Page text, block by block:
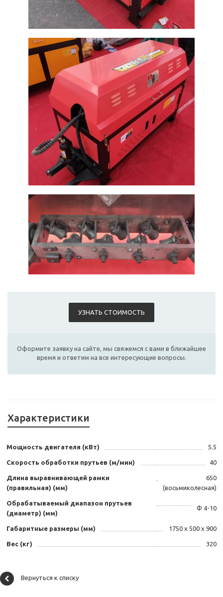
УЗНАТЬ СТОИМОСТЬ
Оформите заявку на сайте, мы свяжемся с вами в ближайшее
время и ответим на все интересующие вопросы.
Характеристики
Мощность двигателя (кВт) 5.5
Скорость обработки прутьев (м/мин) 40
Длина выравнивающей рамки
(правильная) (мм)
650
(восьмиколесная)
Обрабатываемый диапазон прутьев
(диаметр) (мм)
Ф 4-10
Габаритные размеры (мм) 1750 х 500 х 900
Вес (кг) 320
Вернуться к списку